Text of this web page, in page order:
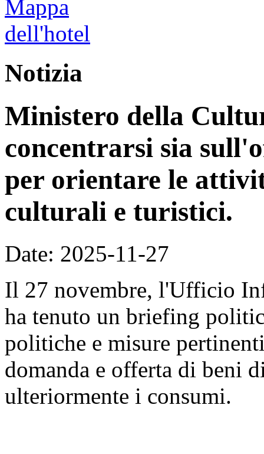
Notizia
Ministero della
concentrarsi sia
per orientare le
culturali e turistici.
Date: 2025-11-27
Il 27 novembre, l'Ufficio
ha tenuto un briefing
politiche e misure
domanda e offerta di beni
ulteriormente i consumi.